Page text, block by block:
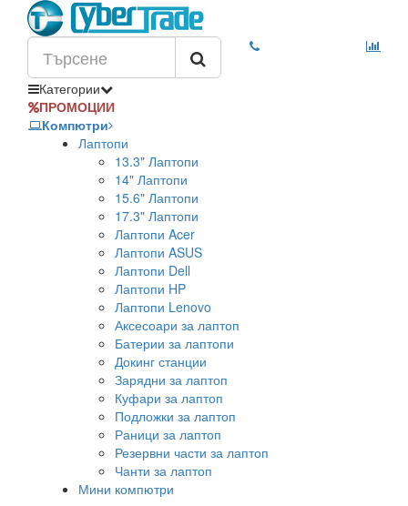
Категории
ПРОМОЦИИ
Компютри
Лаптопи
13.3" Лаптопи
14" Лаптопи
15.6" Лаптопи
17.3" Лаптопи
Лаптопи Acer
Лаптопи ASUS
Лаптопи Dell
Лаптопи HP
Лаптопи Lenovo
Аксесоари за лаптоп
Батерии за лаптопи
Докинг станции
Зарядни за лаптоп
Куфари за лаптоп
Подложки за лаптоп
Раници за лаптоп
Резервни части за лаптоп
Чанти за лаптоп
Мини компютри